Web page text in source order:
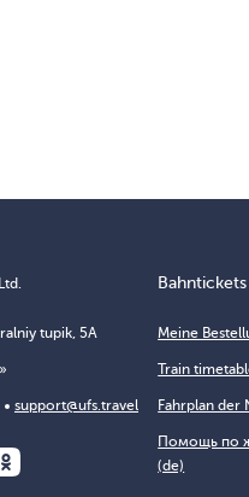
tupik, 5A
support@ufs.travel
Bahntickets
Meine
Train
Fahrplan der
Помощь по
(de)